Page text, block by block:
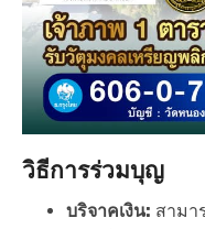
วิธีการร่วมบุญ
บริจาคเงิน: สามา